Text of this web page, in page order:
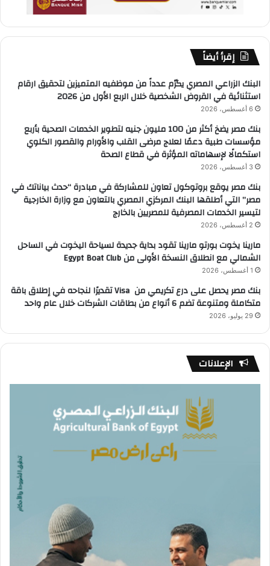
إقرأ أيضاً
البنك الزراعي المصري يكرّم عدداً من موظفيه المتميزين لتحقيق ارقام
استثنائية في القروض الشخصية خلال الربع الأول من 2026
6 أغسطس، 2026
بنك مصر يضخ أكثر من 100 مليون جنيه لتطوير الخدمات الصحية بأربع
مؤسسات طبية دعمًا لعلاج مرضى القلب والأورام والقصور الكلوي
استكمالًا لإسهاماته المؤثرة في قطاع الصحة
3 أغسطس، 2026
بنك مصر يوقع بروتوكول تعاون للمشاركة في مبادرة “حدث بياناتك في
مصر” التي أطلقها البنك المركزي المصري بالتعاون مع وزارة الخارجية
لتيسير الخدمات المصرفية للمصريين بالخارج
2 أغسطس، 2026
مارينا يخوت بورتو مارينا تقود بداية جديدة لسياحة اليخوت في الساحل
الشمالي مع انطلاق النسخة الأولى من Egypt Boat Club
1 أغسطس، 2026
بنك مصر يحصل على درع تكريمي من Visa تقديرًا لنجاحه في إطلاق باقة
متكاملة ومتنوعة تضم 6 أنواع من بطاقات الشركات خلال عام واحد
29 يوليو، 2026
الإعلانات